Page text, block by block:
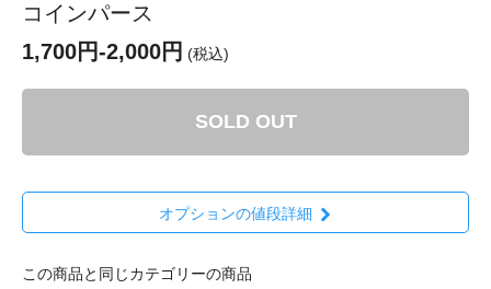
コインパース
1,700円-2,000円 (税込)
SOLD OUT
オプションの値段詳細
この商品と同じカテゴリーの商品